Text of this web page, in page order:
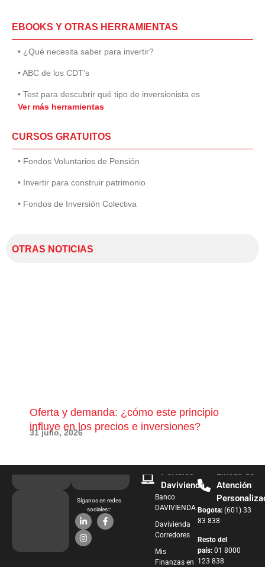
EBOOKS Y OTRAS HERRAMIENTAS
• ¿Qué necesita saber para invertir?
• ABC de los CDT’s
• Test para descubrir qué tipo de inversionista es
Ver más herramientas
CURSOS GRATUITOS
• Fondos Voluntarios de Pensión
• Invertir para construir patrimonio
• Fondos de Inversión Colectiva
OTRAS NOTICIAS
Oferta y demanda: ¿cómo este principio
influye en los precios e inversiones?
31 julio, 2026
Síganos en redes
sociales:::
Portales
Davivienda
Banco
DAVIVIENDA
Davivienda
Corredores
Mis
Finanzas en
Líneas de
Atención
Bogota: (601) 33
83 838
Resto del
país: 01 8000
123 838